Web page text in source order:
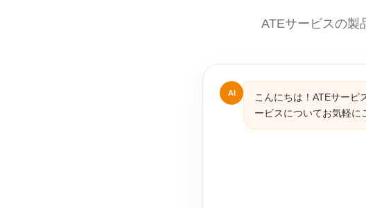
ATEサービスの製
AI
こんにちは！ATEサービ
ービスについてお気軽に